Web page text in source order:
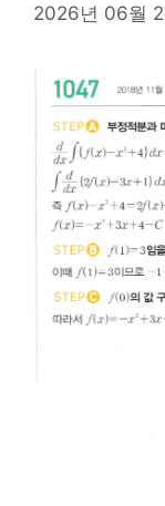
2026년 06월